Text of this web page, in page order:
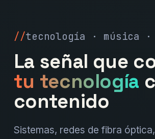
tecnología · música ·
La señal que
tu tecnología
contenido
Sistemas, redes de fibra